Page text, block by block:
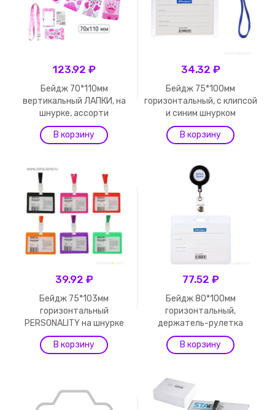
123.92 ₽
Бейдж 70*110мм
вертикальный ЛАПКИ, на
шнурке, ассорти
34.32 ₽
Бейдж 75*100мм
горизонтальный, с клипсой
и синим шнурком
39.92 ₽
Бейдж 75*103мм
горизонтальный
PERSONALITY на шнурке
77.52 ₽
Бейдж 80*100мм
горизонтальный,
держатель-рулетка